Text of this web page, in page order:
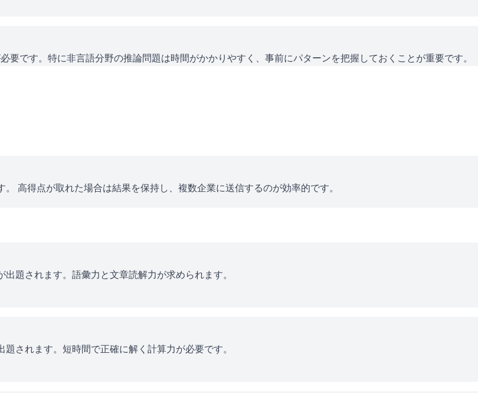
です。特に非言語分野の推論問題は時間がかかりやすく、事前にパターンを把握しておくことが重要です。
高得点が取れた場合は結果を保持し、複数企業に送信するのが効率的です。
題されます。語彙力と文章読解力が求められます。
されます。短時間で正確に解く計算力が必要です。